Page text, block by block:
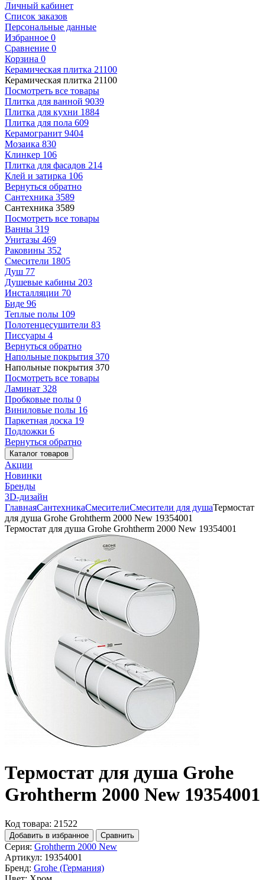
Личный кабинет
Список заказов
Персональные данные
Избранное 0
Сравнение 0
Корзина 0
Керамическая плитка 21100
Керамическая плитка 21100
Посмотреть все товары
Плитка для ванной 9039
Плитка для кухни 1884
Плитка для пола 609
Керамогранит 9404
Мозаика 830
Клинкер 106
Плитка для фасадов 214
Клей и затирка 106
Вернуться обратно
Сантехника 3589
Сантехника 3589
Посмотреть все товары
Ванны 319
Унитазы 469
Раковины 352
Смесители 1805
Душ 77
Душевые кабины 203
Инсталляции 70
Биде 96
Теплые полы 109
Полотенцесушители 83
Писсуары 4
Вернуться обратно
Напольные покрытия 370
Напольные покрытия 370
Посмотреть все товары
Ламинат 328
Пробковые полы 0
Виниловые полы 16
Паркетная доска 19
Подложки 6
Вернуться обратно
Каталог товаров
Акции
Новинки
Бренды
3D-дизайн
ГлавнаяСантехникаСмесителиСмесители для душаТермостат
для душа Grohe Grohtherm 2000 New 19354001
Термостат для душа Grohe Grohtherm 2000 New 19354001
Термостат для душа Grohe
Grohtherm 2000 New 19354001
Код товара: 21522
Добавить в избранное Сравнить
Серия: Grohtherm 2000 New
Артикул: 19354001
Бренд: Grohe (Германия)